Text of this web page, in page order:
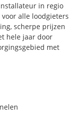
in regio
alle loodgieters
scherpe prijzen
hele jaar door
met